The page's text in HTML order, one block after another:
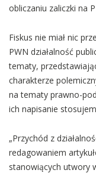
obliczaniu zaliczki na
Fiskus nie miał nic
PWN działalność
tematy,
charakterze
na tematy prawno-
ich napisanie
„Przychód z
redagowaniem
stanowiących utwory